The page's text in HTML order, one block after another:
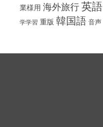
業様用 海外旅行英語
学学習 重版 韓国語 音声